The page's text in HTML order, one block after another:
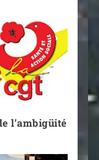
l’ambigüité